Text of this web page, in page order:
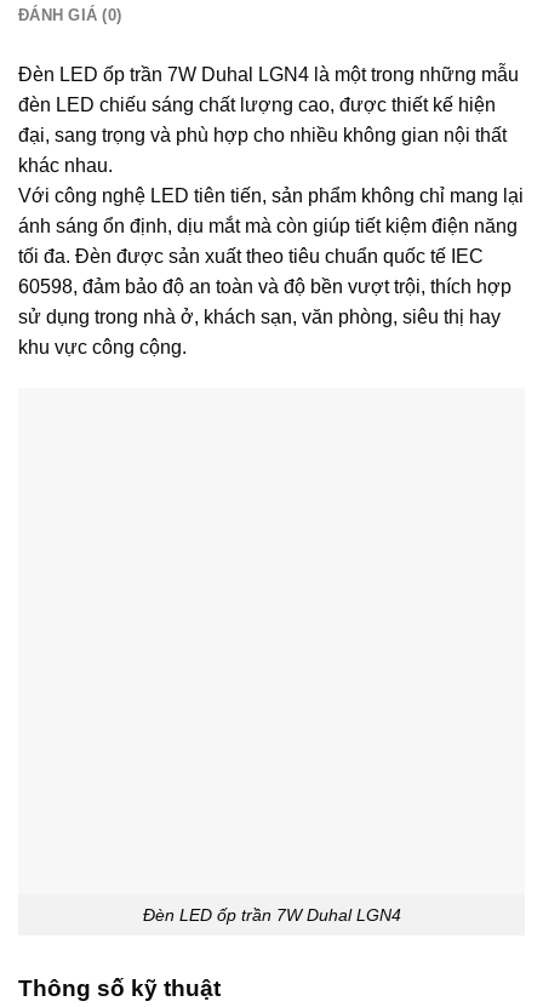
ĐÁNH GIÁ (0)
Đèn LED ốp trần 7W Duhal LGN4 là một trong những mẫu
đèn LED chiếu sáng chất lượng cao, được thiết kế hiện
đại, sang trọng và phù hợp cho nhiều không gian nội thất
khác nhau.
Với công nghệ LED tiên tiến, sản phẩm không chỉ mang lại
ánh sáng ổn định, dịu mắt mà còn giúp tiết kiệm điện năng
tối đa. Đèn được sản xuất theo tiêu chuẩn quốc tế IEC
60598, đảm bảo độ an toàn và độ bền vượt trội, thích hợp
sử dụng trong nhà ở, khách sạn, văn phòng, siêu thị hay
khu vực công cộng.
Đèn LED ốp trần 7W Duhal LGN4
Thông số kỹ thuật